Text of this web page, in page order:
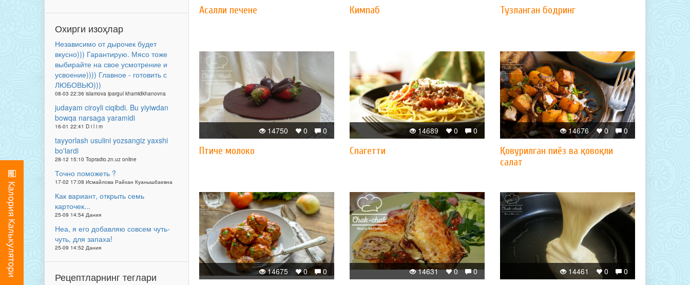
Охирги изоҳлар
Независимо от дырочек будет
вкусно))) Гарантирую. Мясо тоже
выбирайте на свое усмотрение и
усвоение)))) Главное - готовить с
ЛЮБОВЬЮ)))
08-03 22:36 islamova ipargul khamidkhanovna
judayam ciroyli ciqibdi. Bu yiyiwdan
bowqa narsaga yaramidi
16-01 22:41 D i l i m
tayyorlash usulini yozsangiz yaxshi
bo'lardi
28-12 15:10 Topradio.zn.uz online
Точно поможеть ?
17-02 17:08 Исмайлова Райхан Куанышбаевна
Как вариант, открыть семь
карточек...
25-09 14:54 Дания
Неа, я его добавляю совсем чуть-
чуть, для запаха!
25-09 14:52 Дания
Рецептларнинг теглари
Асалли печене Кимпаб Тузланган бодринг
0
0
14750
Птиче молоко
0
0
14689
Спагетти
0
0
14676
Қовурилган пиёз ва қовоқли
салат
0
0
14675 0
0
14631 0
0
14461